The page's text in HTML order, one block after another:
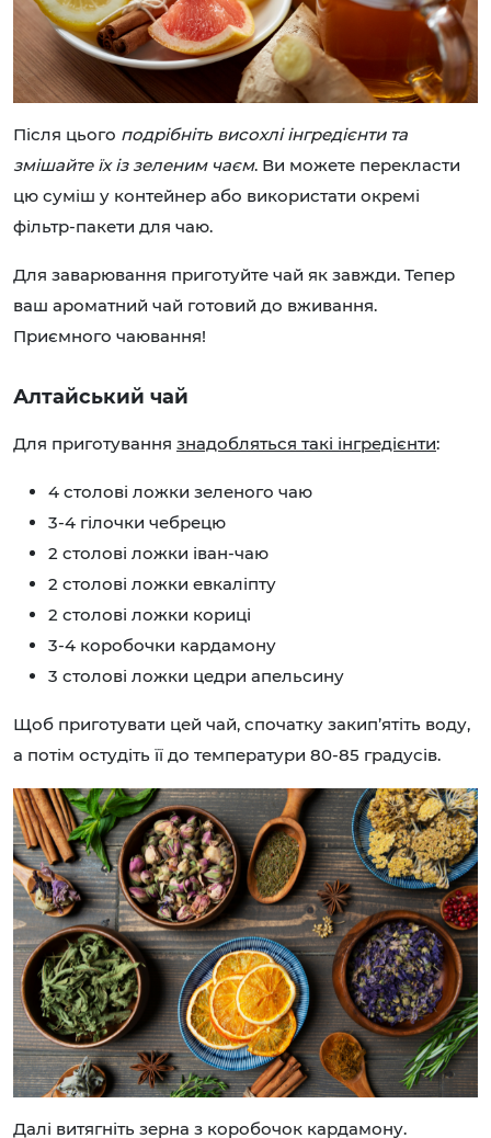
Після цього подрібніть висохлі інгредієнти та
змішайте їх із зеленим чаєм. Ви можете перекласти
цю суміш у контейнер або використати окремі
фільтр-пакети для чаю.
Для заварювання приготуйте чай як завжди. Тепер
ваш ароматний чай готовий до вживання.
Приємного чаювання!
Алтайський чай
Для приготування знадобляться такі інгредієнти:
4 столові ложки зеленого чаю
3-4 гілочки чебрецю
2 столові ложки іван-чаю
2 столові ложки евкаліпту
2 столові ложки кориці
3-4 коробочки кардамону
3 столові ложки цедри апельсину
Щоб приготувати цей чай, спочатку закип’ятіть воду,
а потім остудіть її до температури 80-85 градусів.
Далі витягніть зерна з коробочок кардамону.